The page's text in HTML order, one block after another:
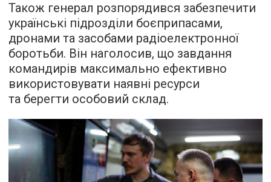
Також генерал розпорядився забезпечити
українські підрозділи боєприпасами,
дронами та засобами радіоелектронної
боротьби. Він наголосив, що завдання
командирів максимально ефективно
використовувати наявні ресурси
та берегти особовий склад.